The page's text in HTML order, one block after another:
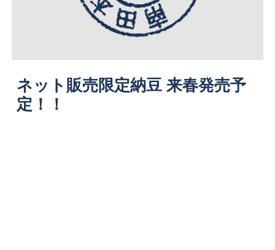
ネット販売限定納豆 来春発売予
定！！